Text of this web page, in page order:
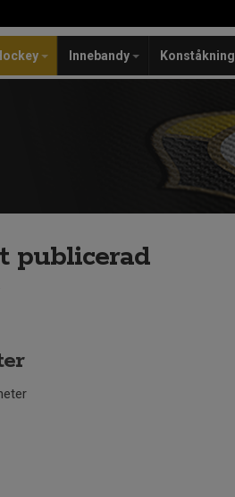
Innebandy Konståkning
publicerad